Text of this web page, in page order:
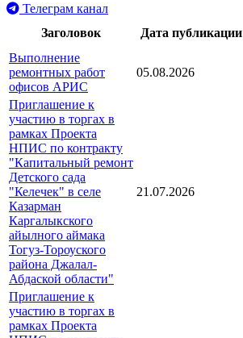
Телеграм канал
Заголовок
Дата публикации
Выполнение
ремонтных работ
офисов АРИС
05.08.2026
Приглашение к
участию в торгах в
рамках Проекта
НПИС по контракту
"Капитальный ремонт
Детского сада
"Келечек" в селе
Казарман
Каргалыкского
айылного аймака
Тогуз-Тороуского
района Джалал-
Абдаской области"
21.07.2026
Приглашение к
участию в торгах в
рамках Проекта